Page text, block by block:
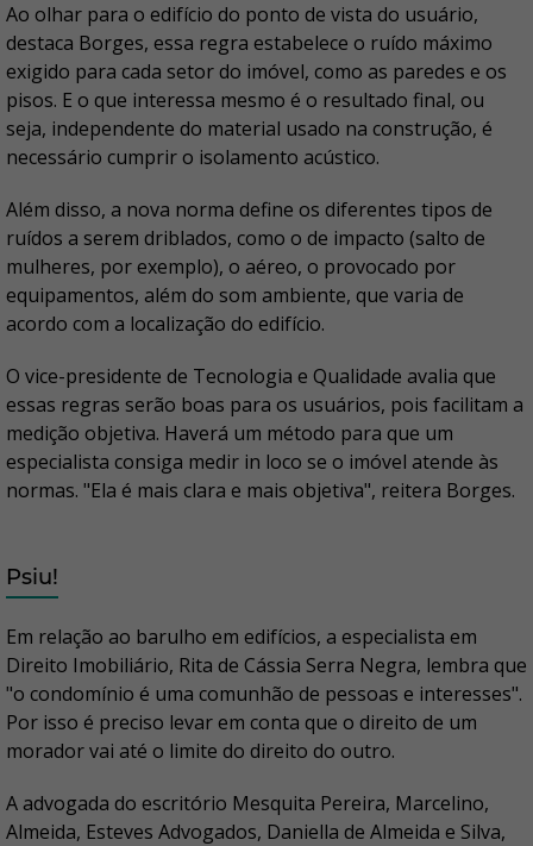
Ao olhar para o edifício do ponto de vista do usuário,
destaca Borges, essa regra estabelece o ruído máximo
exigido para cada setor do imóvel, como as paredes e os
pisos. E o que interessa mesmo é o resultado final, ou
seja, independente do material usado na construção, é
necessário cumprir o isolamento acústico.
Além disso, a nova norma define os diferentes tipos de
ruídos a serem driblados, como o de impacto (salto de
mulheres, por exemplo), o aéreo, o provocado por
equipamentos, além do som ambiente, que varia de
acordo com a localização do edifício.
O vice-presidente de Tecnologia e Qualidade avalia que
essas regras serão boas para os usuários, pois facilitam a
medição objetiva. Haverá um método para que um
especialista consiga medir in loco se o imóvel atende às
normas. "Ela é mais clara e mais objetiva", reitera Borges.
Psiu!
Em relação ao barulho em edifícios, a especialista em
Direito Imobiliário, Rita de Cássia Serra Negra, lembra que
"o condomínio é uma comunhão de pessoas e interesses".
Por isso é preciso levar em conta que o direito de um
morador vai até o limite do direito do outro.
A advogada do escritório Mesquita Pereira, Marcelino,
Almeida, Esteves Advogados, Daniella de Almeida e Silva,